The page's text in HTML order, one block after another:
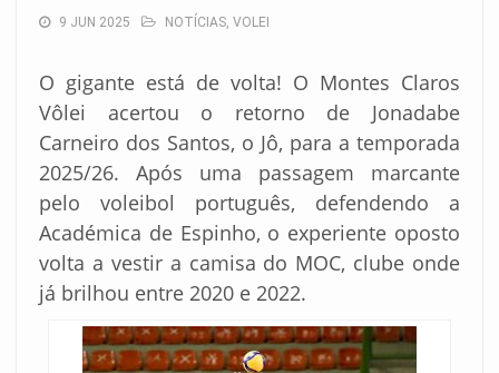
9 JUN 2025 NOTÍCIAS, VOLEI
O gigante está de volta! O Montes Claros
Vôlei acertou o retorno de Jonadabe
Carneiro dos Santos, o Jô, para a temporada
2025/26. Após uma passagem marcante
pelo voleibol português, defendendo a
Académica de Espinho, o experiente oposto
volta a vestir a camisa do MOC, clube onde
já brilhou entre 2020 e 2022.